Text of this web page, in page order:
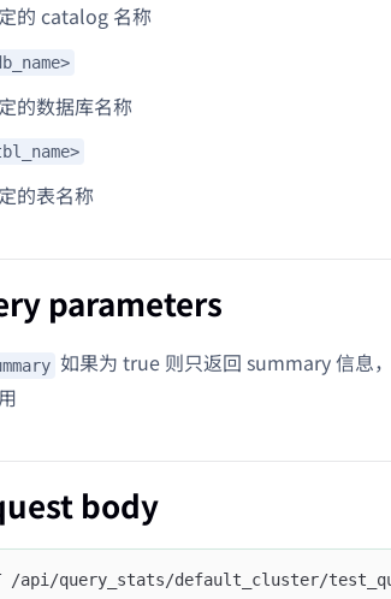
的 catalog 名称
的数据库名称
的表名称
parameters
如果为 true 则只返回 summary 信息
body
/api/query_stats/default_cluster/